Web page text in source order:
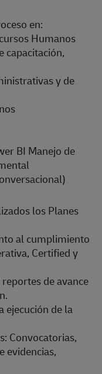
en:
Humanos
capacitación,
y de
BI Manejo de
los Planes
al cumplimiento
Certified y
de avance
ejecución de la
Convocatorias,
evidencias,